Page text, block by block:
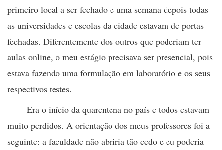
primeiro local a ser fechado e uma semana depois todas
as universidades e escolas da cidade estavam de portas
fechadas. Diferentemente dos outros que poderiam ter
aulas online, o meu estágio precisava ser presencial, pois
estava fazendo uma formulação em laboratório e os seus
respectivos testes.
Era o início da quarentena no país e todos estavam
muito perdidos. A orientação dos meus professores foi a
seguinte: a faculdade não abriria tão cedo e eu poderia